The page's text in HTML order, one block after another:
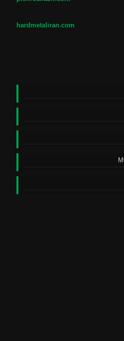
hardmetaliran.com